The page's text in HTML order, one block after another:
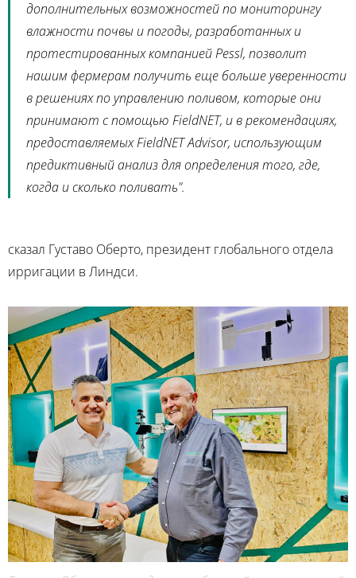
дополнительных возможностей по мониторингу
влажности почвы и погоды, разработанных и
протестированных компанией Pessl, позволит
нашим фермерам получить еще больше уверенности
в решениях по управлению поливом, которые они
принимают с помощью FieldNET, и в рекомендациях,
предоставляемых FieldNET Advisor, использующим
предиктивный анализ для определения того, где,
когда и сколько поливать".
сказал Густаво Оберто, президент глобального отдела
ирригации в Линдси.